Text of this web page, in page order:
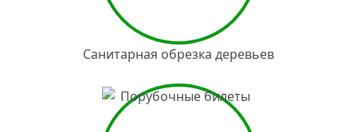
Санитарная обрезка деревьев